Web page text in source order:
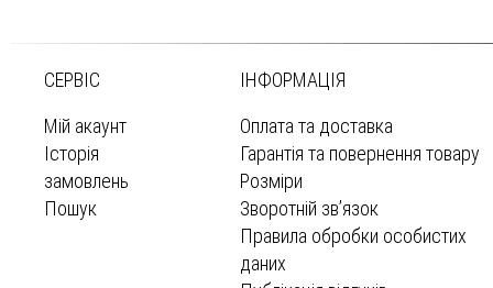
СЕРВІС
Мій акаунт
Історія
замовлень
Пошук
ІНФОРМАЦІЯ
Оплата та доставка
Гарантія та повернення товару
Розміри
Зворотній зв’язок
Правила обробки особистих
даних